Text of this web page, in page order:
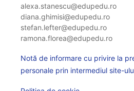
alexa.stanescu@edupedu.ro
diana.ghimisi@edupedu.ro
stefan.lefter@edupedu.ro
ramona.florea@edupedu.ro
Notă de informare cu privire la
personale prin intermediul site-